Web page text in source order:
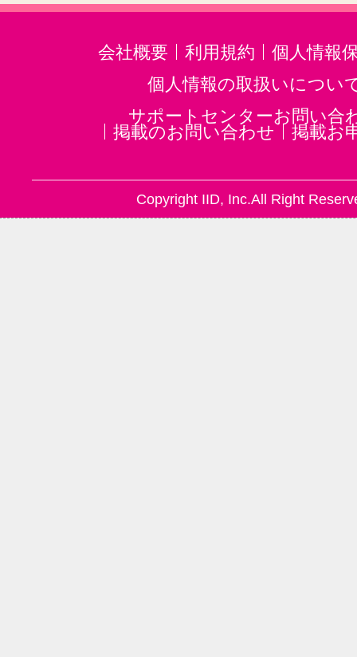
会社概要 利用規約
個人情報
個人情報の取扱いについ
サポートセンターお問い合
掲載のお問い合わせ
掲載お
Copyright IID, Inc.All Right